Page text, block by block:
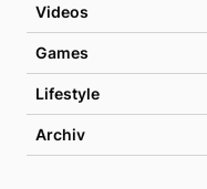
Videos
Games
Lifestyle
Archiv